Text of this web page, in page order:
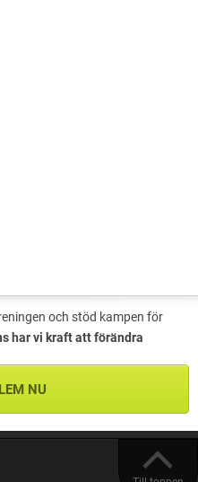
och stöd kampen för
har vi kraft att förändra
NU